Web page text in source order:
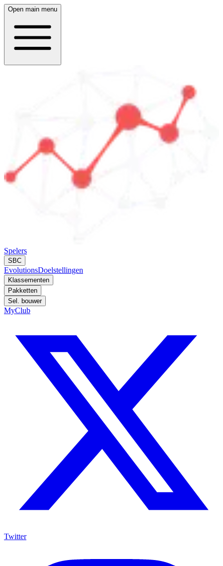
Open main menu
Spelers
SBC
EvolutionsDoelstellingen
Klassementen
Pakketten
Sel. bouwer
MyClub
Twitter